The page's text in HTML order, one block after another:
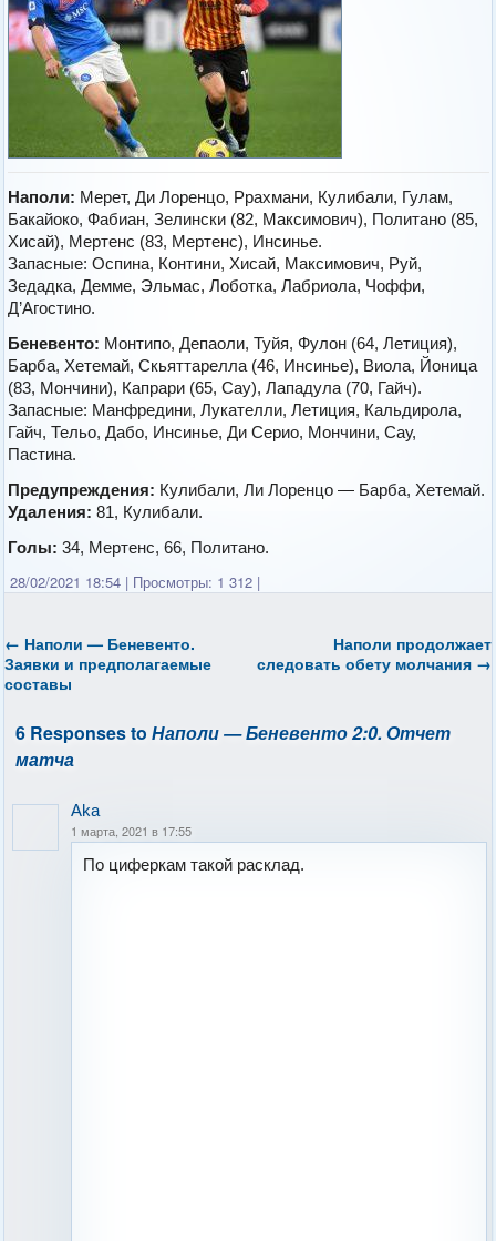
Наполи: Мерет, Ди Лоренцо, Ррахмани, Кулибали, Гулам,
Бакайоко, Фабиан, Зелински (82, Максимович), Политано (85,
Хисай), Мертенс (83, Мертенс), Инсинье.
Запасные: Оспина, Контини, Хисай, Максимович, Руй,
Зедадка, Демме, Эльмас, Лоботка, Лабриола, Чоффи,
Д’Агостино.
Беневенто: Монтипо, Депаоли, Туйя, Фулон (64, Летиция),
Барба, Хетемай, Скьяттарелла (46, Инсинье), Виола, Йоница
(83, Мончини), Капрари (65, Сау), Лападула (70, Гайч).
Запасные: Манфредини, Лукателли, Летиция, Кальдирола,
Гайч, Тельо, Дабо, Инсинье, Ди Серио, Мончини, Сау,
Пастина.
Предупреждения: Кулибали, Ли Лоренцо — Барба, Хетемай.
Удаления: 81, Кулибали.
Голы: 34, Мертенс, 66, Политано.
28/02/2021 18:54 | Просмотры: 1 312 |
← Наполи — Беневенто.
Заявки и предполагаемые
составы
Наполи продолжает
следовать обету молчания →
6 Responses toНаполи — Беневенто 2:0. Отчет
матча
Aka
1 марта, 2021 в 17:55
По циферкам такой расклад.